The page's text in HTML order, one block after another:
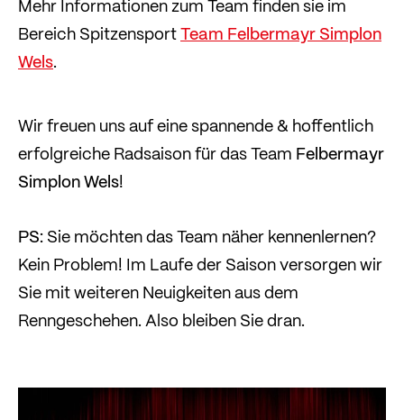
Mehr Informationen zum Team finden sie im
Bereich SpitzensportTeam Felbermayr Simplon
Wels.
Wir freuen uns auf eine spannende & hoffentlich
erfolgreiche Radsaison für das Team Felbermayr
Simplon Wels!
PS:Sie möchten das Team näher kennenlernen?
Kein Problem! Im Laufe der Saison versorgen wir
Sie mit weiteren Neuigkeiten aus dem
Renngeschehen. Also bleiben Sie dran.